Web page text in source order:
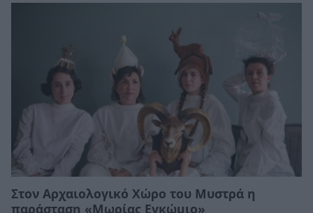
Στον Αρχαιολογικό Χώρο του Μυστρά η
παράσταση «Μωρίας Εγκώμιο»